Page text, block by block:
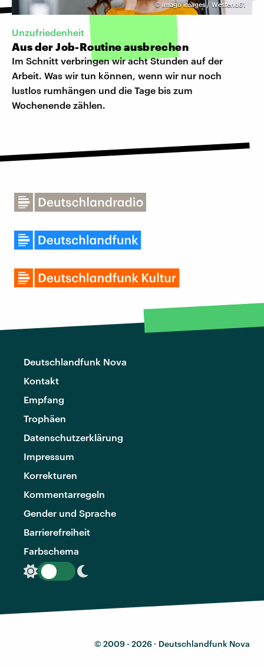
© imago images / Westend61
Unzufriedenheit
Aus der Job-Routine ausbrechen
Im Schnitt verbringen wir acht Stunden auf der
Arbeit. Was wir tun können, wenn wir nur noch
lustlos rumhängen und die Tage bis zum
Wochenende zählen.
Deutschlandfunk Nova
Kontakt
Empfang
Trophäen
Datenschutzerklärung
Impressum
Korrekturen
Kommentarregeln
Gender und Sprache
Barrierefreiheit
Farbschema
© 2009 - 2026 · Deutschlandfunk Nova